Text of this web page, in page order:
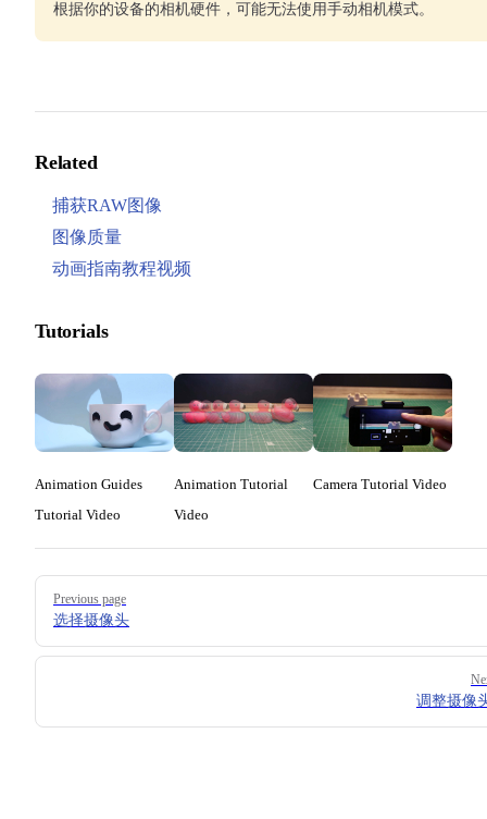
根据你的设备的相机硬件，可能无法使用手动相机模式。
Related
捕获RAW图像
图像质量
动画指南教程视频
Tutorials
Animation Guides
Tutorial Video
Animation Tutorial
Video
Camera Tutorial Video
Pager
Previous page
选择摄像头
调整摄像